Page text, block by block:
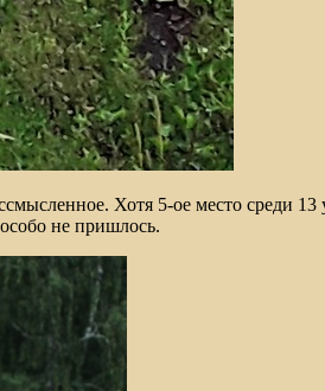
Хотя 5-ое место среди
не пришлось.